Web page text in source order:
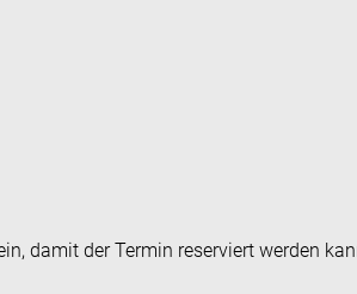
damit der Termin reserviert werden